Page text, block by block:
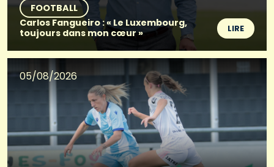
FOOTBALL
Carlos Fangueiro : « Le Luxembourg,
toujours dans mon cœur »
LIRE
05/08/2026